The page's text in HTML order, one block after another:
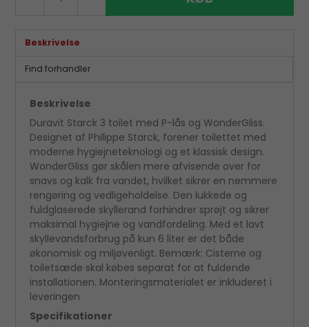
Beskrivelse
Find forhandler
Beskrivelse
Duravit Starck 3 toilet med P-lås og WonderGliss.
Designet af Philippe Starck, forener toilettet med
moderne hygiejneteknologi og et klassisk design.
WonderGliss gør skålen mere afvisende over for
snavs og kalk fra vandet, hvilket sikrer en nemmere
rengøring og vedligeholdelse. Den lukkede og
fuldglaserede skyllerand forhindrer sprøjt og sikrer
maksimal hygiejne og vandfordeling. Med et lavt
skyllevandsforbrug på kun 6 liter er det både
økonomisk og miljøvenligt. Bemærk: Cisterne og
toiletsæde skal købes separat for at fuldende
installationen. Monteringsmaterialet er inkluderet i
leveringen
Specifikationer